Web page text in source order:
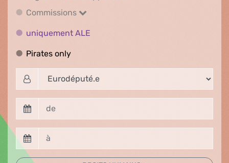
Commissions
Commissions
uniquement ALE
Pirates onlyPirates only